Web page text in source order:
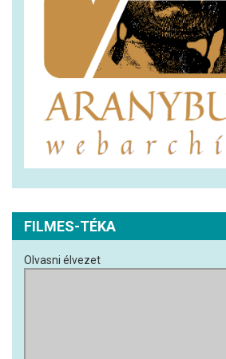
FILMES-TÉKA
Olvasni élvezet